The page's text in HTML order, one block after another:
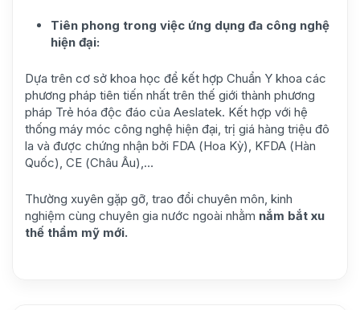
Tiên phong trong việc ứng dụng đa công nghệ
hiện đại:
Dựa trên cơ sở khoa học để kết hợp Chuẩn Y khoa các
phương pháp tiên tiến nhất trên thế giới thành phương
pháp Trẻ hóa độc đáo của Aeslatek. Kết hợp với hệ
thống máy móc công nghệ hiện đại, trị giá hàng triệu đô
la và được chứng nhận bởi FDA (Hoa Kỳ), KFDA (Hàn
Quốc), CE (Châu Âu),…
Thường xuyên gặp gỡ, trao đổi chuyên môn, kinh
nghiệm cùng chuyên gia nước ngoài nhằm nắm bắt xu
thế thẩm mỹ mới.